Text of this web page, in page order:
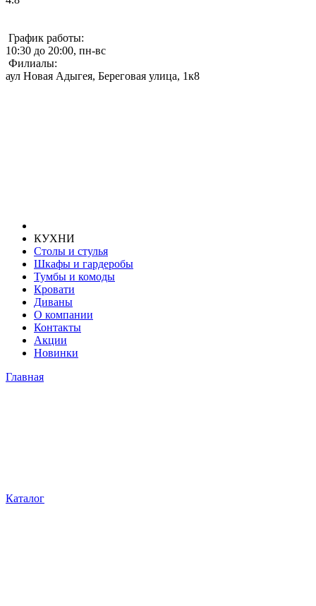
График работы:
10:30 до 20:00, пн-вс
Филиалы:
аул Новая Адыгея, Береговая улица, 1к8
КУХНИ
Столы и стулья
Шкафы и гардеробы
Тумбы и комоды
Кровати
Диваны
О компании
Контакты
Акции
Новинки
Главная
Каталог